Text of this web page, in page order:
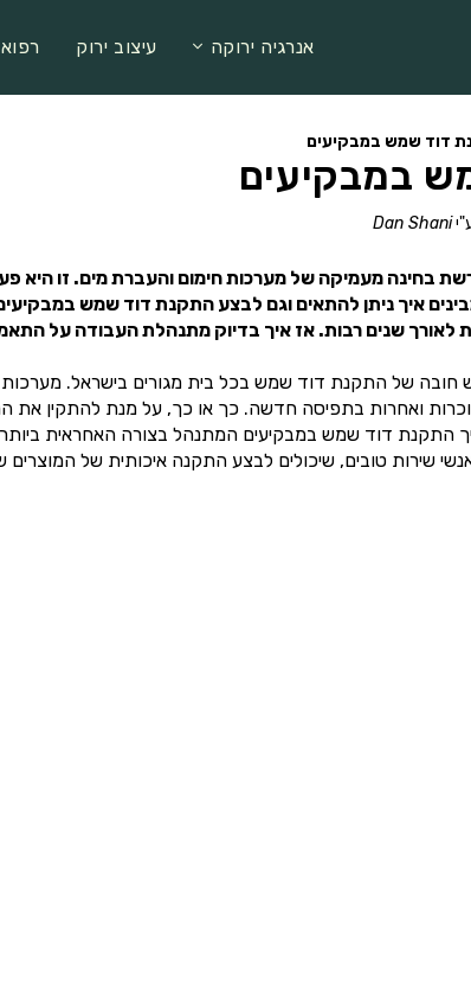
אנרגיה ירוקה עיצוב ירוק
דוד שמש במבקיעים
במבקיעים
Dan Shani
בחינה מעמיקה של מערכות חימום והעברת מים. זו היא
איך ניתן להתאים וגם לבצע התקנת דוד שמש
לאורך שנים רבות. אז איך בדיוק מתנהלת העבודה על
חובה של התקנת דוד שמש בכל בית מגורים בישראל. מערכות
מוכרות ואחרות בתפיסה חדשה. כך או כך, על מנת להתקין
התקנת דוד שמש במבקיעים המתנהל בצורה האחראית
שירות טובים, שיכולים לבצע התקנה איכותית של המוצרים